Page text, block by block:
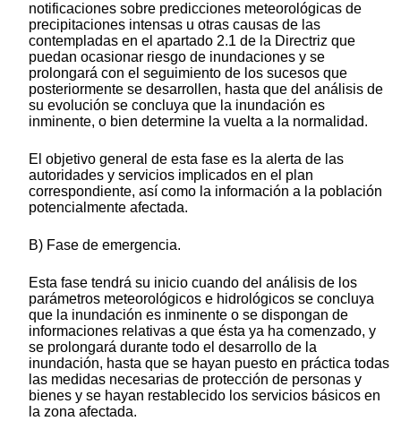
notificaciones sobre predicciones meteorológicas de
precipitaciones intensas u otras causas de las
contempladas en el apartado 2.1 de la Directriz que
puedan ocasionar riesgo de inundaciones y se
prolongará con el seguimiento de los sucesos que
posteriormente se desarrollen, hasta que del análisis de
su evolución se concluya que la inundación es
inminente, o bien determine la vuelta a la normalidad.
El objetivo general de esta fase es la alerta de las
autoridades y servicios implicados en el plan
correspondiente, así como la información a la población
potencialmente afectada.
B) Fase de emergencia.
Esta fase tendrá su inicio cuando del análisis de los
parámetros meteorológicos e hidrológicos se concluya
que la inundación es inminente o se dispongan de
informaciones relativas a que ésta ya ha comenzado, y
se prolongará durante todo el desarrollo de la
inundación, hasta que se hayan puesto en práctica todas
las medidas necesarias de protección de personas y
bienes y se hayan restablecido los servicios básicos en
la zona afectada.